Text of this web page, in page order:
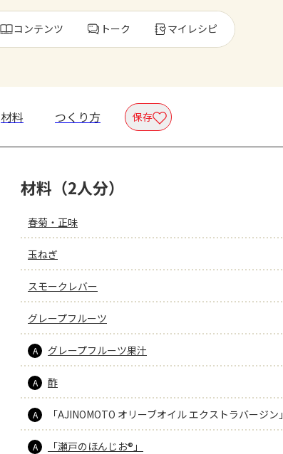
コンテンツ トーク マイレシピ
もっと見る
材料 つくり方 保存
材料（2人分）
春菊・正味
玉ねぎ
スモークレバー
グレープフルーツ
A グレープフルーツ果汁
A 酢
A 「AJINOMOTO オリーブオイル エクストラバージン」
A 「瀬戸のほんじお®」